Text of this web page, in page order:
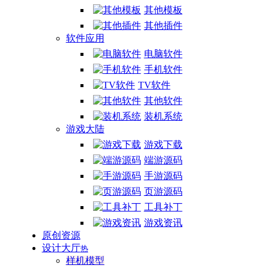
其他模板
其他插件
软件应用
电脑软件
手机软件
TV软件
其他软件
装机系统
游戏大陆
游戏下载
端游源码
手游源码
页游源码
工具补丁
游戏资讯
原创资源
设计大厅热
样机模型